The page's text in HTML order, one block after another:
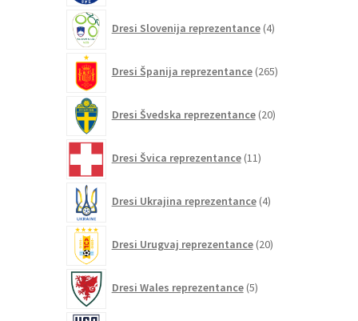
Dresi Slovenija reprezentance 4izdelki
Dresi Španija reprezentance 265izdelkov
Dresi Švedska reprezentance 20izdelkov
Dresi Švica reprezentance 11izdelkov
Dresi Ukrajina reprezentance 4izdelki
Dresi Urugvaj reprezentance 20izdelkov
Dresi Wales reprezentance 5izdelkov